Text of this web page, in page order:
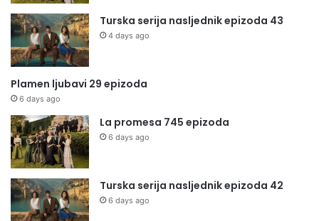
Turska serija nasljednik epizoda 43
4 days ago
Plamen ljubavi 29 epizoda
6 days ago
La promesa 745 epizoda
6 days ago
Turska serija nasljednik epizoda 42
6 days ago